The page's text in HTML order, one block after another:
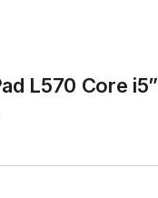
L570 Core i5”